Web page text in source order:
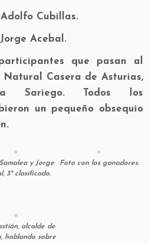
Cubillas.
Acebal.
que pasan al
Natural Casera de Asturias,
a Sariego. Todos los
un pequeño obsequio
y Jorge
3º clasificado.
Foto con los ganadores.
alcalde de
hablando sobre